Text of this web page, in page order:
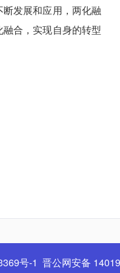
发展和应用，两化融
合，实现自身的转型
号-1 晋公网安备